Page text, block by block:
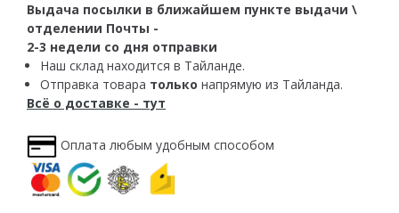
Выдача посылки в ближайшем пункте выдачи \
отделении Почты -
2-3 недели со дня отправки
Наш склад находится в Тайланде.
Отправка товара только напрямую из Тайланда.
Всё о доставке - тут
Оплата любым удобным способом